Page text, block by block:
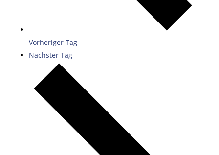
Vorheriger Tag
Nächster Tag